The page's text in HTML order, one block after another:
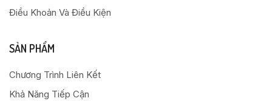
Điều Khoản Và Điều Kiện
SẢN PHẨM
Chương Trình Liên Kết
Khả Năng Tiếp Cận